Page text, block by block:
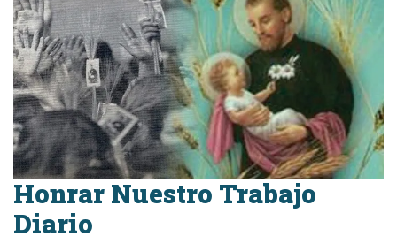
Honrar Nuestro Trabajo
Diario